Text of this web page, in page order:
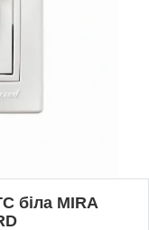
біла MIRA